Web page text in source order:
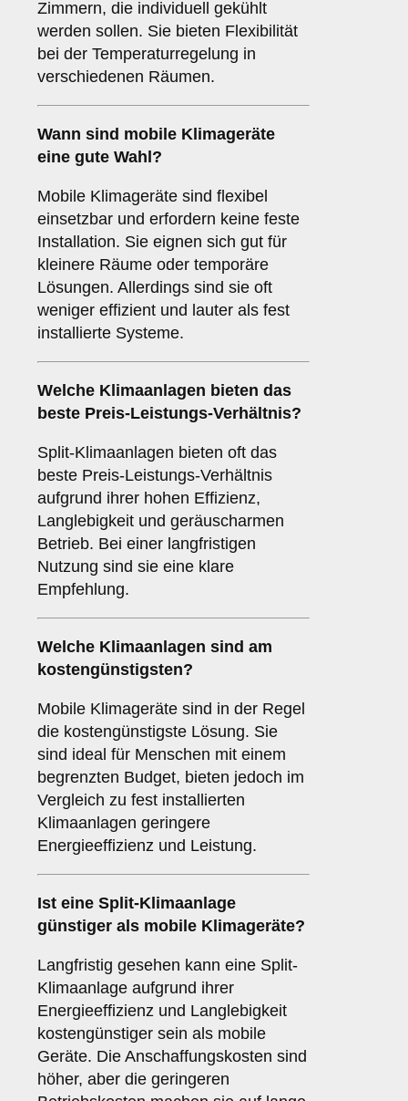
Zimmern, die individuell gekühlt
werden sollen. Sie bieten Flexibilität
bei der Temperaturregelung in
verschiedenen Räumen.
Wann sind mobile Klimageräte
eine gute Wahl?
Mobile Klimageräte sind flexibel
einsetzbar und erfordern keine feste
Installation. Sie eignen sich gut für
kleinere Räume oder temporäre
Lösungen. Allerdings sind sie oft
weniger effizient und lauter als fest
installierte Systeme.
Welche Klimaanlagen bieten das
beste Preis-Leistungs-Verhältnis?
Split-Klimaanlagen bieten oft das
beste Preis-Leistungs-Verhältnis
aufgrund ihrer hohen Effizienz,
Langlebigkeit und geräuscharmen
Betrieb. Bei einer langfristigen
Nutzung sind sie eine klare
Empfehlung.
Welche Klimaanlagen sind am
kostengünstigsten?
Mobile Klimageräte sind in der Regel
die kostengünstigste Lösung. Sie
sind ideal für Menschen mit einem
begrenzten Budget, bieten jedoch im
Vergleich zu fest installierten
Klimaanlagen geringere
Energieeffizienz und Leistung.
Ist eine Split-Klimaanlage
günstiger als mobile Klimageräte?
Langfristig gesehen kann eine Split-
Klimaanlage aufgrund ihrer
Energieeffizienz und Langlebigkeit
kostengünstiger sein als mobile
Geräte. Die Anschaffungskosten sind
höher, aber die geringeren